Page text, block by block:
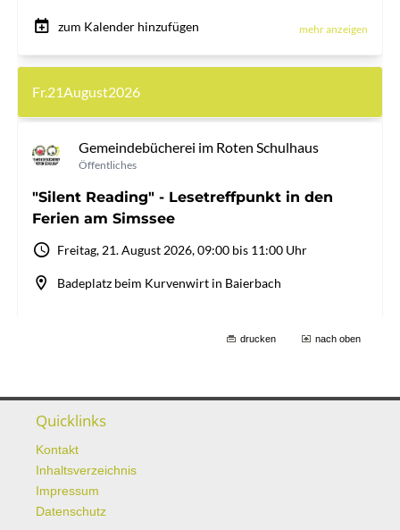
drucken nach oben
Quicklinks
Kontakt
Inhaltsverzeichnis
Impressum
Datenschutz